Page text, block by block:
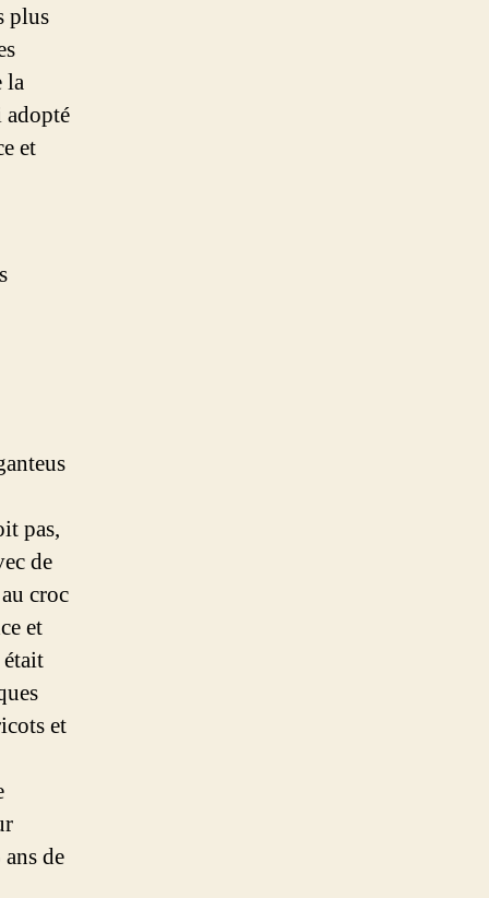
plus
la
adopté
et
pas,
de
croc
et
et
de